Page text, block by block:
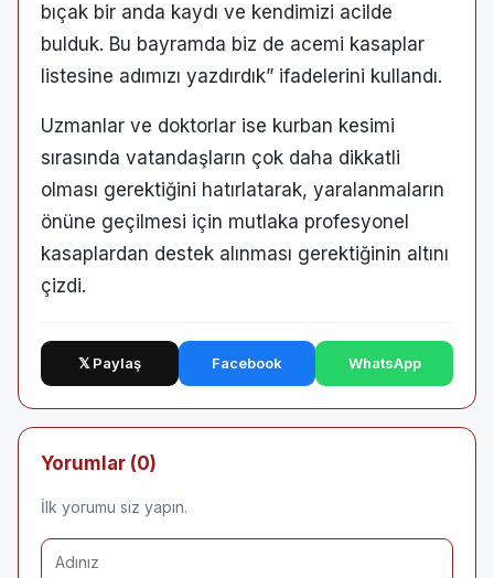
bıçak bir anda kaydı ve kendimizi acilde
bulduk. Bu bayramda biz de acemi kasaplar
listesine adımızı yazdırdık” ifadelerini kullandı.
Uzmanlar ve doktorlar ise kurban kesimi
sırasında vatandaşların çok daha dikkatli
olması gerektiğini hatırlatarak, yaralanmaların
önüne geçilmesi için mutlaka profesyonel
kasaplardan destek alınması gerektiğinin altını
çizdi.
𝕏 Paylaş Facebook WhatsApp
Yorumlar (0)
İlk yorumu siz yapın.